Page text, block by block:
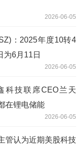
2026-06-05
：2025年度10转4
为6月11日
2026-06-05
科技联席CEO兰天
在锂电储能
2026-06-05
管认为近期美股科技